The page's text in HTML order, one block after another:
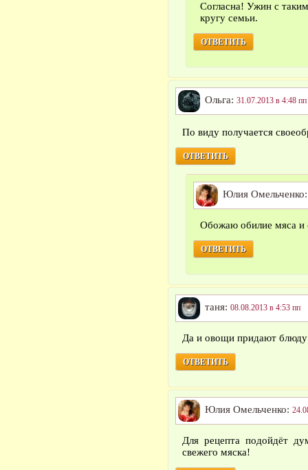
Согласна! Ужин с
кругу семьи.
ОТВЕТИТЬ
Ольга: 31.07.2013 в 4:48 пп
По виду получается
ОТВЕТИТЬ
Юлия
Обожаю обилие мяса и
ОТВЕТИТЬ
таня: 08.08.2013 в 4:53 пп
Да и овощи придают
ОТВЕТИТЬ
Юлия Омельченко:
Для рецепта подойдёт
свежего мяска!